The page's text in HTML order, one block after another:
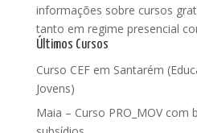
informações sobre cursos
tanto em regime presencial
Últimos Cursos
Curso CEF em Santarém
Jovens)
Maia – Curso PRO_MOV